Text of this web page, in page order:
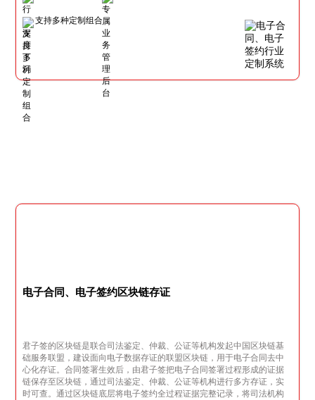
支持多种定制组合
电子合同、电子签约区块链存证
君子签的区块链是联合司法鉴定、仲裁、公证等机构发起中国区块链基
础服务联盟，建设面向电子数据存证的联盟区块链，用于电子合同去中
心化存证。合同签署生效后，由君子签把电子合同签署过程形成的证据
链保存至区块链，通过司法鉴定、仲裁、公证等机构进行多方存证，实
时可查。通过区块链底层将电子签约全过程证据完整记录，将司法机构